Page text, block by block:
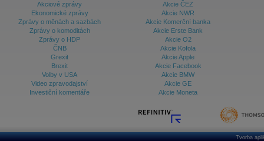
Akciové zprávy
Ekonomické zprávy
Zprávy o měnách a sazbách
Zprávy o komoditách
Zprávy o HDP
ČNB
Grexit
Brexit
Volby v USA
Video zpravodajství
Investiční komentáře
Akcie ČEZ
Akcie NWR
Akcie Komerční banka
Akcie Erste Bank
Akcie O2
Akcie Kofola
Akcie Apple
Akcie Facebook
Akcie BMW
Akcie GE
Akcie Moneta
Tvorba